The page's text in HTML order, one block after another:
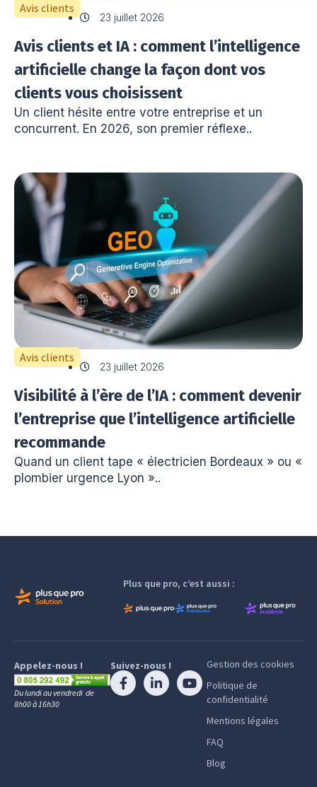
Avis clients
23 juillet 2026
Avis clients et IA : comment l’intelligence
artificielle change la façon dont vos
clients vous choisissent
Un client hésite entre votre entreprise et un
concurrent. En 2026, son premier réflexe..
Avis clients
23 juillet 2026
Visibilité à l’ère de l’IA : comment devenir
l’entreprise que l’intelligence artificielle
recommande
Quand un client tape « électricien Bordeaux » ou «
plombier urgence Lyon »..
Plus que pro, c’est aussi :
Appelez-nous !
Du lundi au vendredi de
8h00 à 16h30
Suivez-nous !
Gestion des cookies
Politique de
confidentialité
Mentions légales
FAQ
Blog